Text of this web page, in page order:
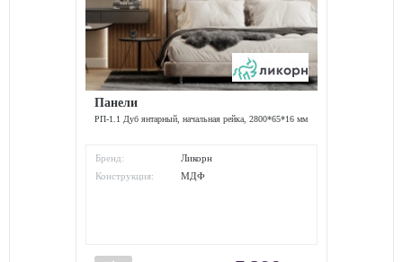
Панели
РП-1.1 Дуб янтарный, начальная рейка, 2800*65*16 мм
Бренд:
Ликорн
Конструкция:
МДФ